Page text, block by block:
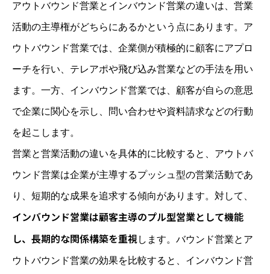
アウトバウンド営業とインバウンド営業の違いは、営業
活動の主導権がどちらにあるかという点にあります。ア
ウトバウンド営業では、企業側が積極的に顧客にアプロ
ーチを行い、テレアポや飛び込み営業などの手法を用い
ます。一方、インバウンド営業では、顧客が自らの意思
で企業に関心を示し、問い合わせや資料請求などの行動
を起こします。
営業と営業活動の違いを具体的に比較すると、アウトバ
ウンド営業は企業が主導するプッシュ型の営業活動であ
り、短期的な成果を追求する傾向があります。対して、
インバウンド営業は顧客主導のプル型営業として機能
し、長期的な関係構築を重視します。バウンド営業とア
ウトバウンド営業の効果を比較すると、インバウンド営